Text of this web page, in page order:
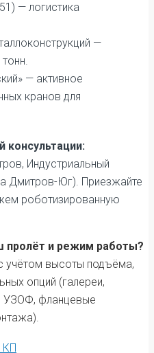
— логистика
—
— активное
кранов для
консультации:
Индустриальный
Дмитров-Юг). Приезжайте
роботизированную
пролёт и режим работы?
учётом высоты подъёма,
опций (галереи,
УЗОФ, фланцевые
КП